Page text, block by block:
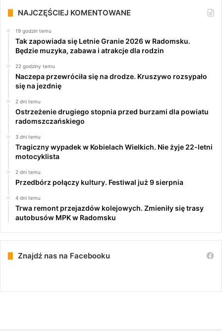
NAJCZĘŚCIEJ KOMENTOWANE
19 godzin temu
Tak zapowiada się Letnie Granie 2026 w Radomsku.
Będzie muzyka, zabawa i atrakcje dla rodzin
22 godziny temu
Naczepa przewróciła się na drodze. Kruszywo rozsypało
się na jezdnię
2 dni temu
Ostrzeżenie drugiego stopnia przed burzami dla powiatu
radomszczańskiego
3 dni temu
Tragiczny wypadek w Kobielach Wielkich. Nie żyje 22-letni
motocyklista
2 dni temu
Przedbórz połączy kultury. Festiwal już 9 sierpnia
4 dni temu
Trwa remont przejazdów kolejowych. Zmieniły się trasy
autobusów MPK w Radomsku
Znajdź nas na Facebooku